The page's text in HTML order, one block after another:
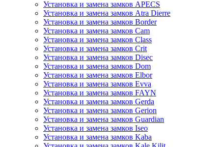
Установка и замена замков APECS
Установка и замена замков Atra Dierre
Установка и замена замков Border
Установка и замена замков Cam
Установка и замена замков Class
Установка и замена замков Crit
Установка и замена замков Disec
Установка и замена замков Dom
Установка и замена замков Elbor
Установка и замена замков Evva
Установка и замена замков FAYN
Установка и замена замков Gerda
Установка и замена замков Gerion
Установка и замена замков Guardian
Установка и замена замков Iseo
Установка и замена замков Kaba